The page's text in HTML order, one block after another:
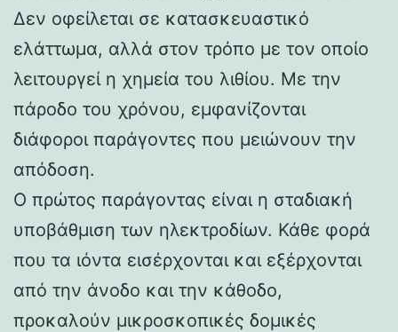
Δεν οφείλεται σε κατασκευαστικό
ελάττωμα, αλλά στον τρόπο με τον οποίο
λειτουργεί η χημεία του λιθίου. Με την
πάροδο του χρόνου, εμφανίζονται
διάφοροι παράγοντες που μειώνουν την
απόδοση.
Ο πρώτος παράγοντας είναι η σταδιακή
υποβάθμιση των ηλεκτροδίων. Κάθε φορά
που τα ιόντα εισέρχονται και εξέρχονται
από την άνοδο και την κάθοδο,
προκαλούν μικροσκοπικές δομικές